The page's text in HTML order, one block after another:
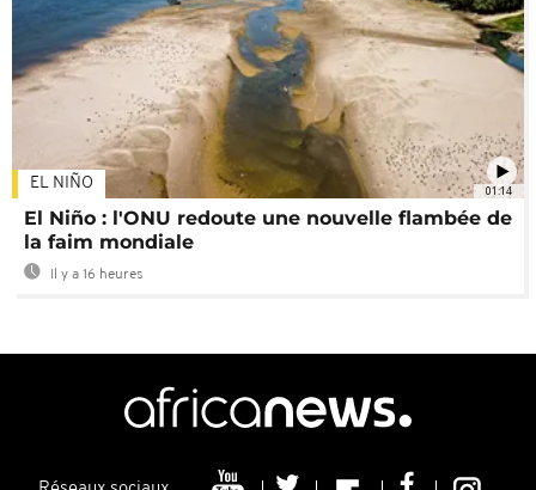
01:14
EL NIÑO
El Niño : l'ONU redoute une nouvelle flambée de
la faim mondiale
Il y a 16 heures